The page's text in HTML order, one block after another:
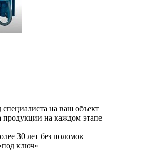
на ваш объект
продукции на каждом этапе
30 лет без поломок
ключ»